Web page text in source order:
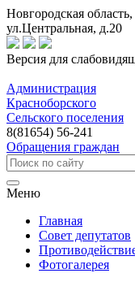
Новгородская
ул.Центральная, д.20
Версия для
Администрация
Красноборского
Сельского поселения
8(81654) 56-241
Обращения граждан
Меню
Главная
Совет депутатов
Фотогалерея